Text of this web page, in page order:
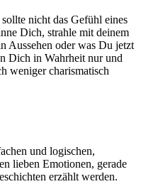
nicht das Gefühl eines
Dich, strahle mit deinem
Aussehen oder was Du jetzt
Dich in Wahrheit nur und
weniger charismatisch
und logischen,
lieben Emotionen, gerade
erzählt werden.